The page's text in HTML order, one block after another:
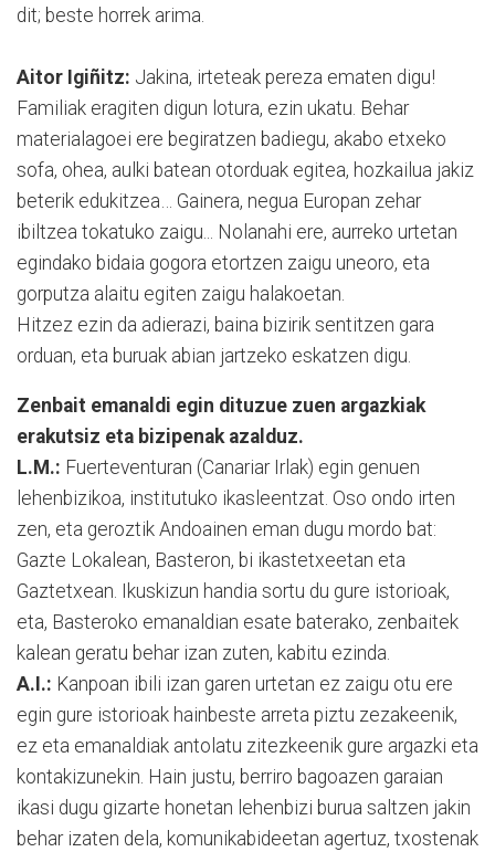
dit; beste horrek arima.
Aitor Igiñitz: Jakina, irteteak pereza ematen digu!
Familiak eragiten digun lotura, ezin ukatu. Behar
materialagoei ere begiratzen badiegu, akabo etxeko
sofa, ohea, aulki batean otorduak egitea, hozkailua jakiz
beterik edukitzea… Gainera, negua Europan zehar
ibiltzea tokatuko zaigu... Nolanahi ere, aurreko urtetan
egindako bidaia gogora etortzen zaigu uneoro, eta
gorputza alaitu egiten zaigu halakoetan.
Hitzez ezin da adierazi, baina bizirik sentitzen gara
orduan, eta buruak abian jartzeko eskatzen digu.
Zenbait emanaldi egin dituzue zuen argazkiak
erakutsiz eta bizipenak azalduz.
L.M.: Fuerteventuran (Canariar Irlak) egin genuen
lehenbizikoa, institutuko ikasleentzat. Oso ondo irten
zen, eta geroztik Andoainen eman dugu mordo bat:
Gazte Lokalean, Basteron, bi ikastetxeetan eta
Gaztetxean. Ikuskizun handia sortu du gure istorioak,
eta, Basteroko emanaldian esate baterako, zenbaitek
kalean geratu behar izan zuten, kabitu ezinda.
A.I.: Kanpoan ibili izan garen urtetan ez zaigu otu ere
egin gure istorioak hainbeste arreta piztu zezakeenik,
ez eta emanaldiak antolatu zitezkeenik gure argazki eta
kontakizunekin. Hain justu, berriro bagoazen garaian
ikasi dugu gizarte honetan lehenbizi burua saltzen jakin
behar izaten dela, komunikabideetan agertuz, txostenak